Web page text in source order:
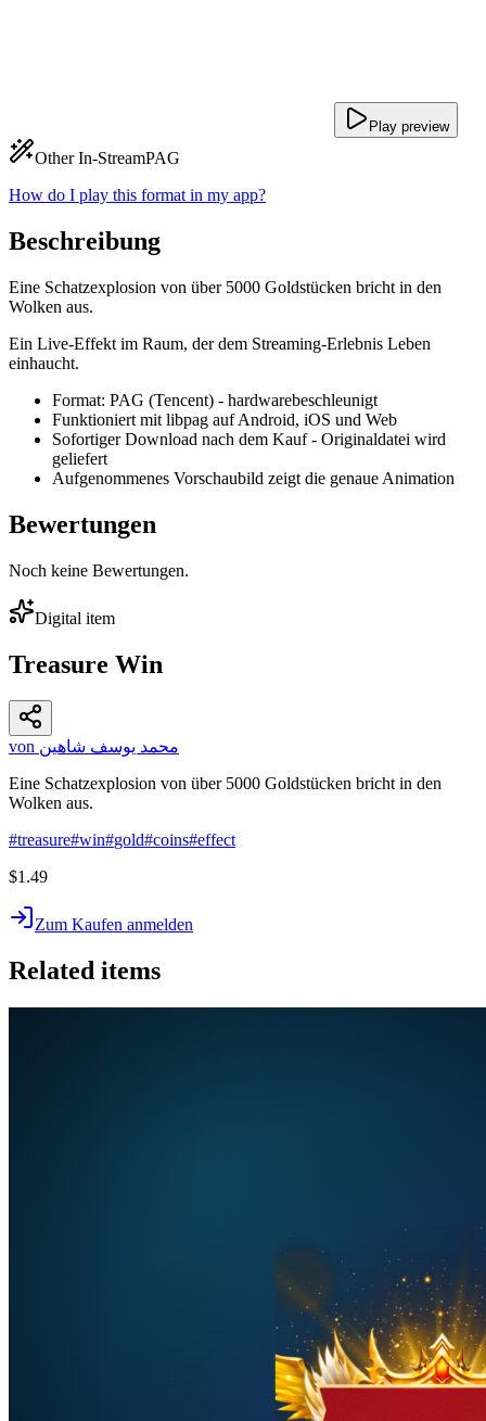
Play preview
Other In-StreamPAG
How do I play this format in my app?
Beschreibung
Eine Schatzexplosion von über 5000 Goldstücken bricht in den
Wolken aus.
Ein Live-Effekt im Raum, der dem Streaming-Erlebnis Leben
einhaucht.
Format: PAG (Tencent) - hardwarebeschleunigt
Funktioniert mit libpag auf Android, iOS und Web
Sofortiger Download nach dem Kauf - Originaldatei wird
geliefert
Aufgenommenes Vorschaubild zeigt die genaue Animation
Bewertungen
Noch keine Bewertungen.
Digital item
Treasure Win
von محمد يوسف شاهين
Eine Schatzexplosion von über 5000 Goldstücken bricht in den
Wolken aus.
#treasure#win#gold#coins#effect
$1.49
Zum Kaufen anmelden
Related items